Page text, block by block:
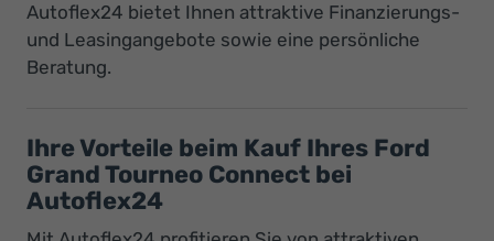
Autoflex24 bietet Ihnen attraktive Finanzierungs-
und Leasingangebote sowie eine persönliche
Beratung.
Ihre Vorteile beim Kauf Ihres Ford
Grand Tourneo Connect bei
Autoflex24